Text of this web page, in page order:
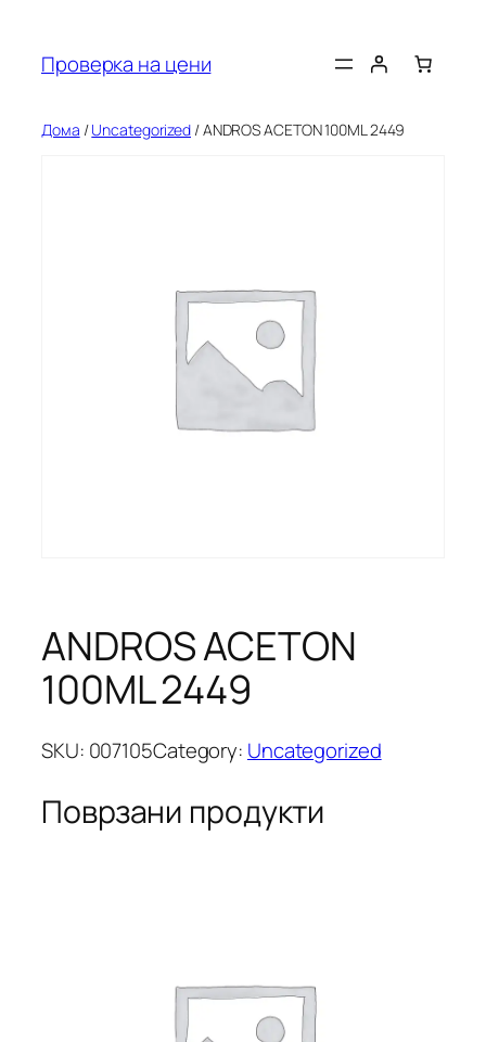
содржината
Проверка на цени
Дома /Uncategorized / ANDROS ACETON 100ML 2449
ANDROS ACETON
100ML 2449
SKU: 007105Category: Uncategorized
Поврзани продукти